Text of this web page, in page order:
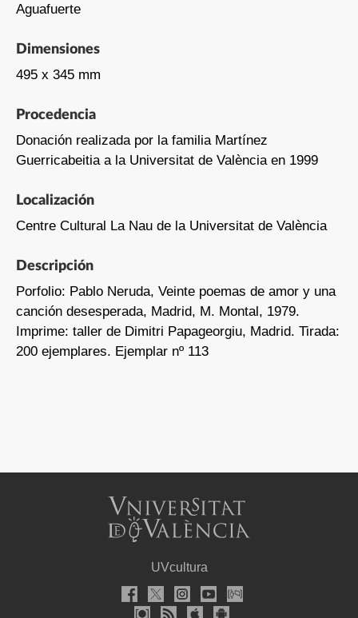
Aguafuerte
Dimensiones
495 x 345 mm
Procedencia
Donación realizada por la familia Martínez
Guerricabeitia a la Universitat de València en 1999
Localización
Centre Cultural La Nau de la Universitat de València
Descripción
Porfolio: Pablo Neruda, Veinte poemas de amor y una
canción desesperada, Madrid, M. Montal, 1979.
Imprime: taller de Dimitri Papageorgiu, Madrid. Tirada:
200 ejemplares. Ejemplar nº 113
UVcultura